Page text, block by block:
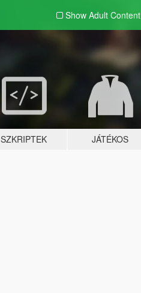
Show Adult Content
SZKRIPTEK JÁTÉKOS